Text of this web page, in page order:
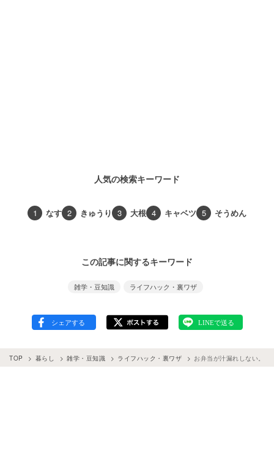
人気の検索キーワード
1 なす 2 きゅうり 3 大根 4 キャベツ 5 そうめん
この記事に関するキーワード
雑学・豆知識 ライフハック・裏ワザ
TOP 暮らし 雑学・豆知識 ライフハック・裏ワザ お弁当が汁漏れしない。